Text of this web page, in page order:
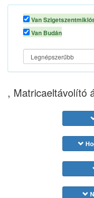
Van
Van Budán
, Matricaeltávolító